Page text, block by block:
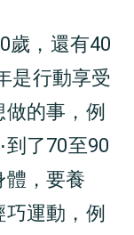
歲，還有40
是行動享受
的事，例
了70至90
體，要養
運動，例